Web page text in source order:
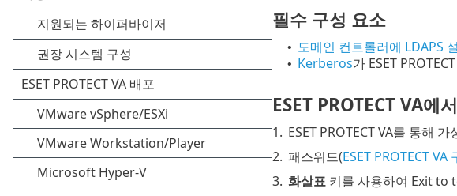
필수 구성 요소
• 도메인 컨트롤러에 LDAPS
• Kerberos가 ESET
ESET PROTECT VA에
1. ESET PROTECT VA를 통해
2. 패스워드(ESET PROTECT VA
3. 화살표키를 사용하여 Exit to